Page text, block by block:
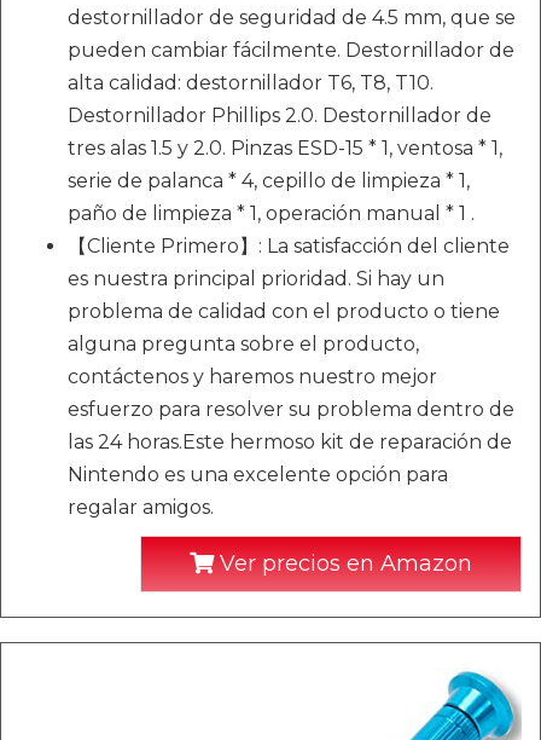
destornillador de seguridad de 4.5 mm, que se
pueden cambiar fácilmente. Destornillador de
alta calidad: destornillador T6, T8, T10.
Destornillador Phillips 2.0. Destornillador de
tres alas 1.5 y 2.0. Pinzas ESD-15 * 1, ventosa * 1,
serie de palanca * 4, cepillo de limpieza * 1,
paño de limpieza * 1, operación manual * 1 .
【Cliente Primero】: La satisfacción del cliente
es nuestra principal prioridad. Si hay un
problema de calidad con el producto o tiene
alguna pregunta sobre el producto,
contáctenos y haremos nuestro mejor
esfuerzo para resolver su problema dentro de
las 24 horas.Este hermoso kit de reparación de
Nintendo es una excelente opción para
regalar amigos.
Ver precios en Amazon